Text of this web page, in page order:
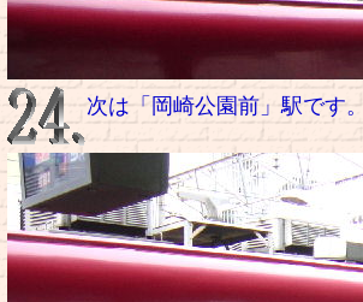
次は「岡崎公園前」駅です。